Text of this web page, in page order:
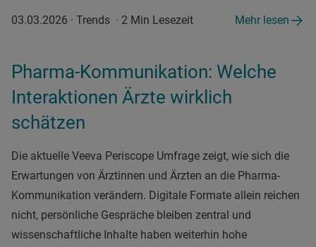
03.03.2026 · Trends · 2 Min Lesezeit Mehr lesen
Pharma-Kommunikation: Welche
Interaktionen Ärzte wirklich
schätzen
Die aktuelle Veeva Periscope Umfrage zeigt, wie sich die
Erwartungen von Ärztinnen und Ärzten an die Pharma-
Kommunikation verändern. Digitale Formate allein reichen
nicht, persönliche Gespräche bleiben zentral und
wissenschaftliche Inhalte haben weiterhin hohe